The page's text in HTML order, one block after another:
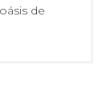
de